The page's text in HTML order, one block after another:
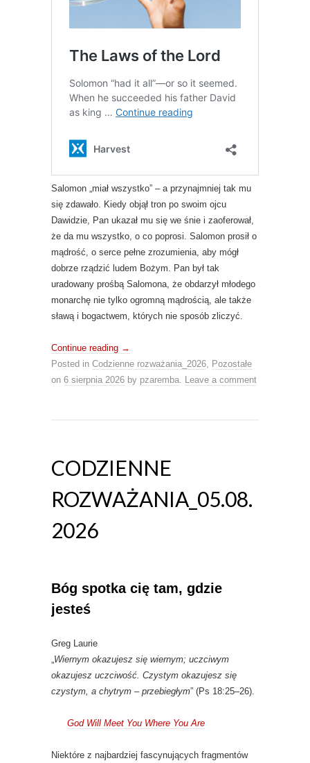
Salomon „miał wszystko” – a przynajmniej tak mu
się zdawało. Kiedy objął tron ​​po swoim ojcu
Dawidzie, Pan ukazał mu się we śnie i zaoferował,
że da mu wszystko, o co poprosi. Salomon prosił o
mądrość, o serce pełne zrozumienia, aby mógł
dobrze rządzić ludem Bożym. Pan był tak
uradowany prośbą Salomona, że ​​obdarzył młodego
monarchę nie tylko ogromną mądrością, ale także
sławą i bogactwem, których nie sposób zliczyć.
Continue reading →
Posted in Codzienne rozważania_2026, Pozostałe
on 6 sierpnia 2026 by pzaremba. Leave a comment
CODZIENNE
ROZWAŻANIA_05.08.
2026
Bóg spotka cię tam, gdzie
jesteś
Greg Laurie
„Wiernym okazujesz się wiernym; uczciwym
okazujesz uczciwość. Czystym okazujesz się
czystym, a chytrym – przebiegłym” (Ps 18:25–26).
God Will Meet You Where You Are
Niektóre z najbardziej fascynujących fragmentów